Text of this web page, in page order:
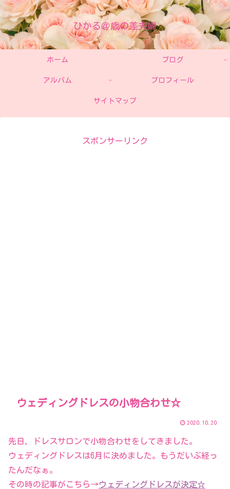
ひかる＠歳の差夫婦
ホーム ブログ
アルバム プロフィール
サイトマップ
スポンサーリンク
ウェディングドレスの小物合わせ☆
2020.10.20
先日、ドレスサロンで小物合わせをしてきました。
ウェディングドレスは6月に決めました。もうだいぶ経っ
たんだなぁ。
その時の記事がこちら→ウェディングドレスが決定☆